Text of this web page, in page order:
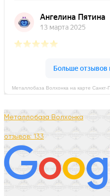
Металлобаза Волхонка
отзывов: 133